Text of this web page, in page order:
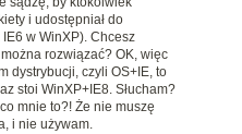
i udostępniał do
w WinXP). Chcesz
rozwiązać? OK, więc
dystrybucji, czyli OS+IE, to
stoi WinXP+IE8. Słucham?
mnie to?! Że nie muszę
i nie używam.